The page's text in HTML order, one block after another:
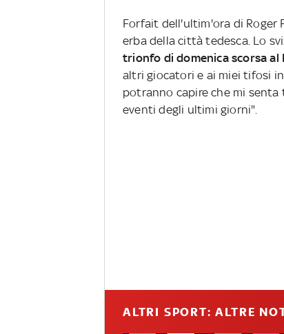
Forfait dell'ultim'ora di Roger
erba della città tedesca. Lo
trionfo di domenica scorsa al
altri giocatori e ai miei tifosi
potranno capire che mi
eventi degli ultimi giorni".
ALTRI SPORT: ALTRE